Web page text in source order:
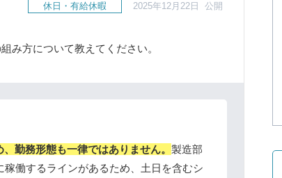
休日・有給休暇 2025年12月22日 公開
み方について教えてください。
勤務形態も一律ではありません。 製造部
働するラインがあるため、土日を含むシ